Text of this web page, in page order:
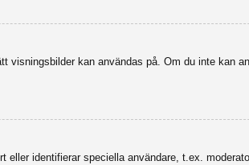
kan användas på. Om du inte kan
identifierar speciella användare, t.ex.